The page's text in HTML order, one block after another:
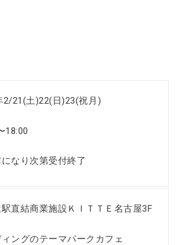
2/21(土)22(日)23(祝月)
18:00
なり次第受付終了
直結商業施設ＫＩＴＴＥ名古屋3F
ングのテーマパークカフェ